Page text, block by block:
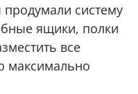
систему
ящики, полки
все
максимально